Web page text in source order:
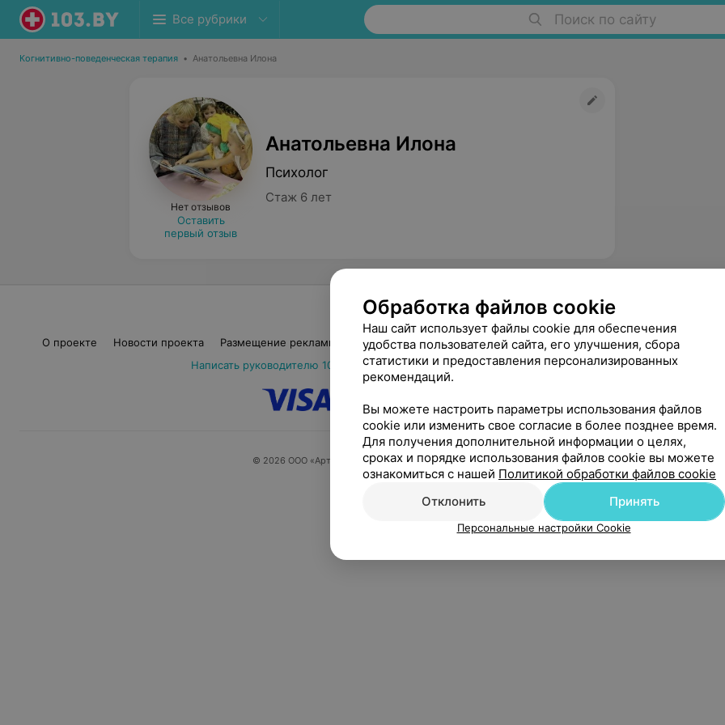
Все рубрики Поиск по сайту
Когнитивно-поведенческая терапия • Анатольевна Илона
Нет отзывов
Оставить
первый отзыв
Анатольевна Илона
Психолог
Стаж 6 лет
О проекте Новости проекта Размещение рекламы Медицинский маркетинг Публичный договор Пользовательское
Написать руководителю 103.by
Написать в поддержку Персональные настройки cookie
© 2026 ООО «Артокс Лаб», УНП 191700409| 220012, Республика Беларусь, г. Минск, улица Толбухина, 2,
+375 291212755
Обработка файлов cookie
Наш сайт использует файлы cookie для обеспечения
удобства пользователей сайта, его улучшения, сбора
статистики и предоставления персонализированных
рекомендаций.
Вы можете настроить параметры использования файлов
cookie или изменить свое согласие в более позднее время.
Для получения дополнительной информации о целях,
сроках и порядке использования файлов cookie вы можете
ознакомиться с нашей Политикой обработки файлов cookie
Отклонить
Принять
Персональные настройки Cookie